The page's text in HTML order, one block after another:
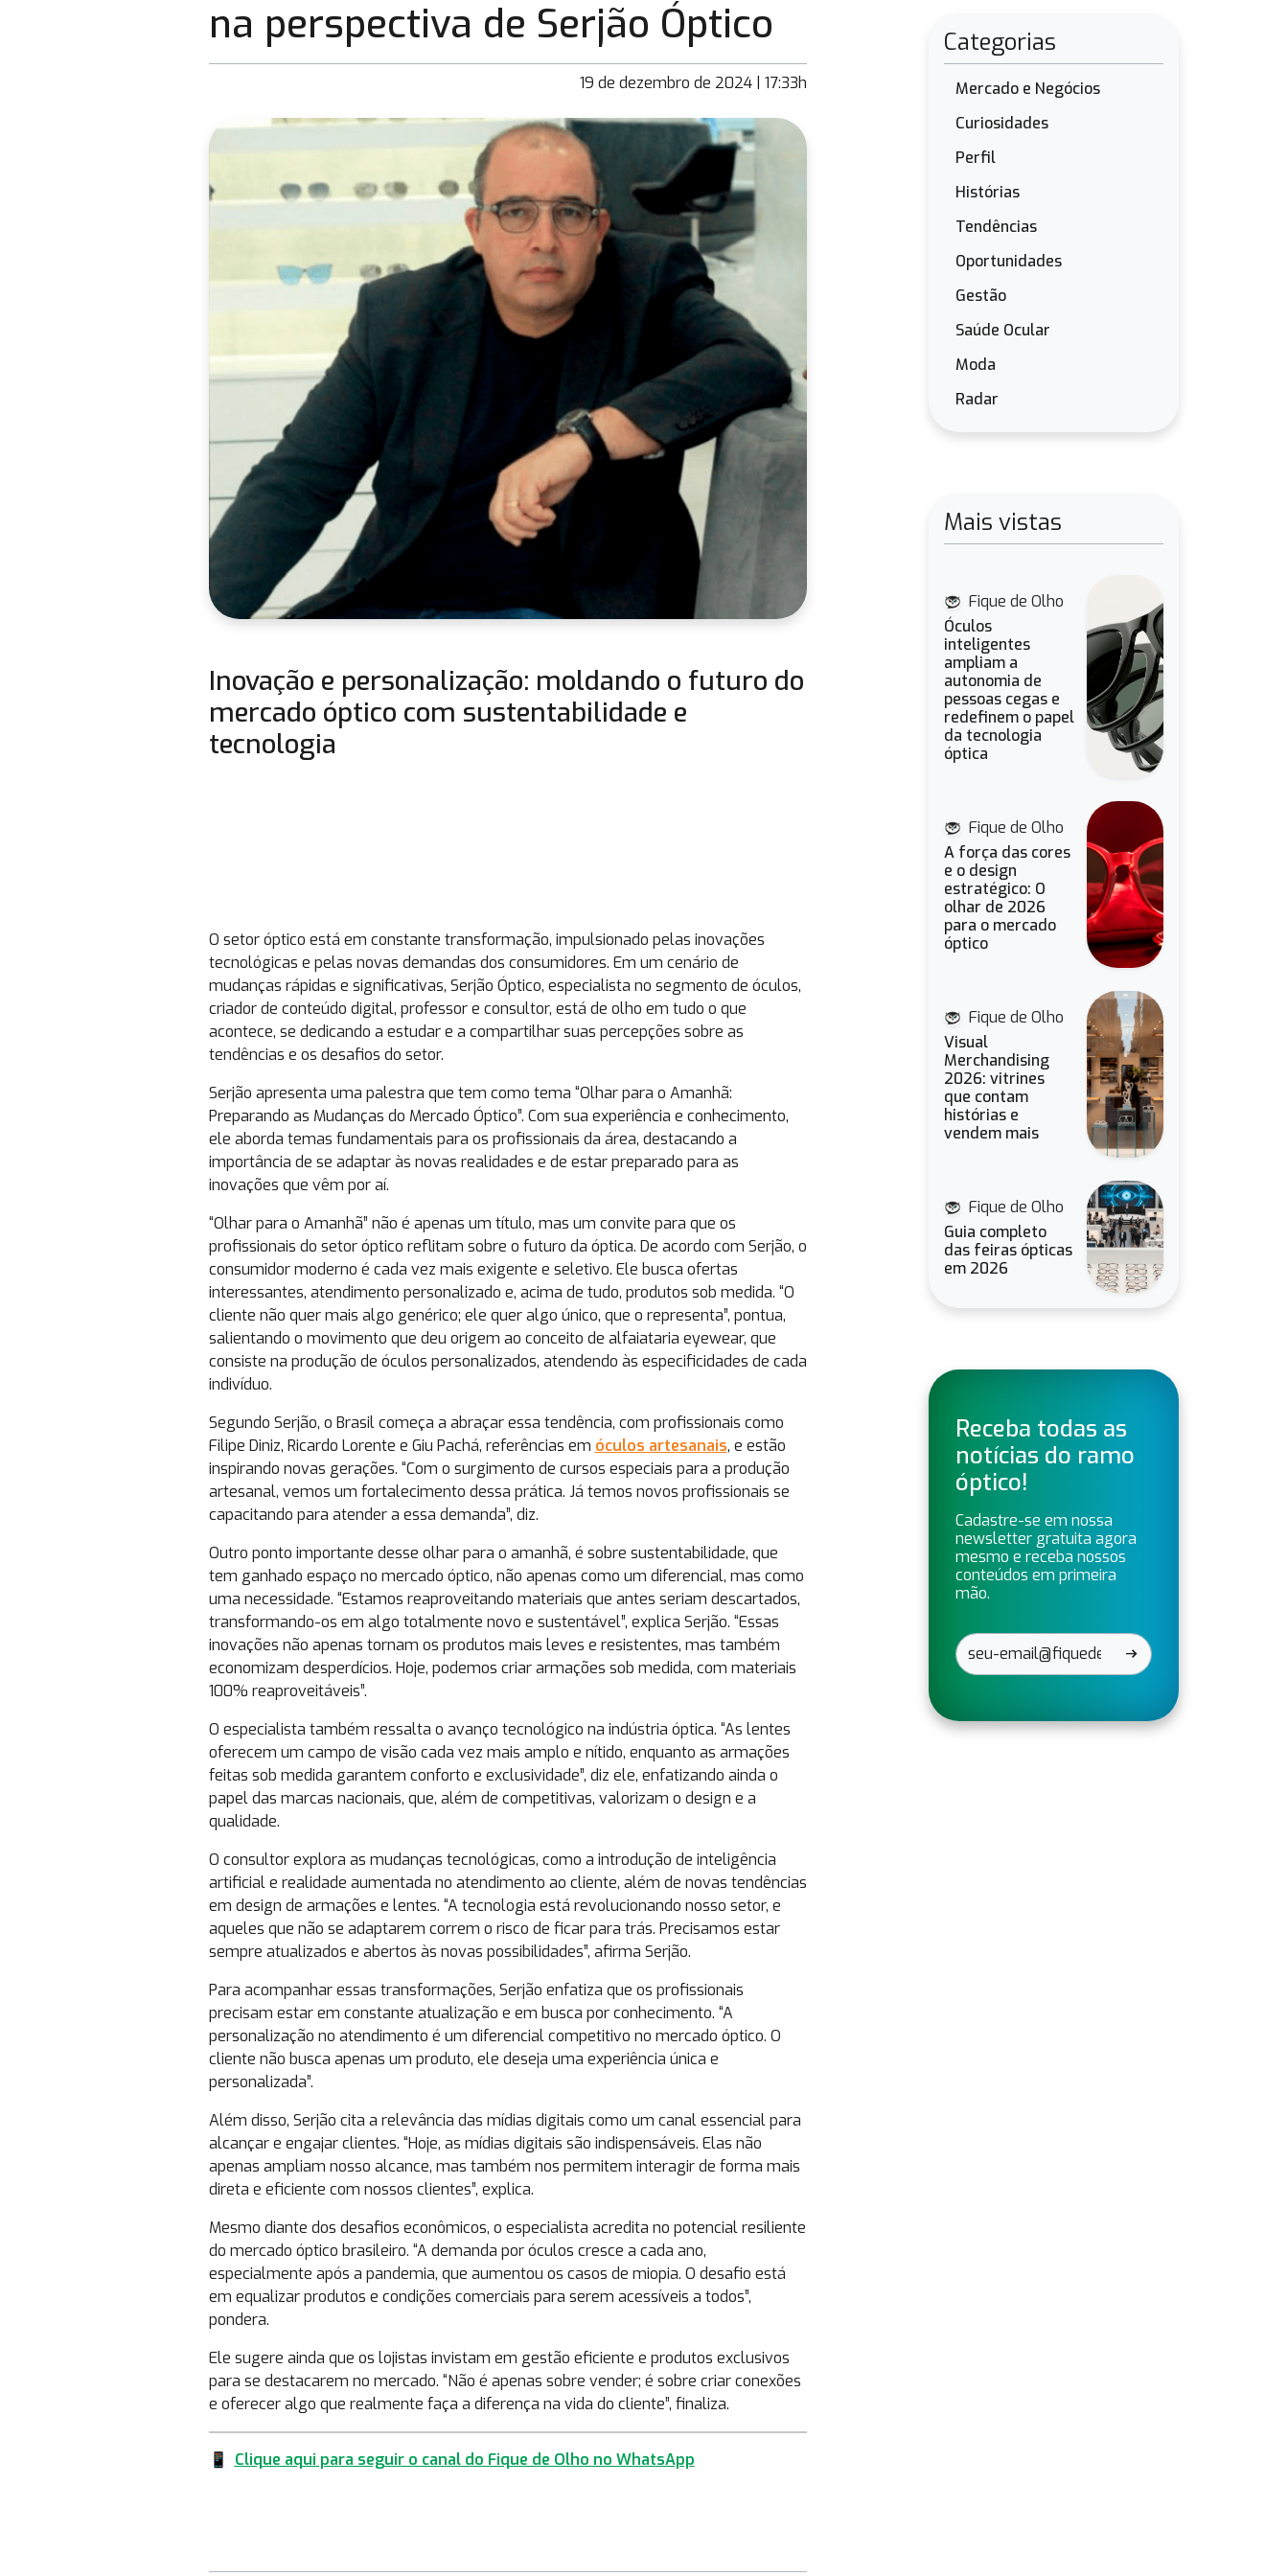
na perspectiva de Serjão Óptico
19 de dezembro de 2024 | 17:33h
Inovação e personalização: moldando o futuro do
mercado óptico com sustentabilidade e
tecnologia
O setor óptico está em constante transformação, impulsionado pelas inovações
tecnológicas e pelas novas demandas dos consumidores. Em um cenário de
mudanças rápidas e significativas, Serjão Óptico, especialista no segmento de óculos,
criador de conteúdo digital, professor e consultor, está de olho em tudo o que
acontece, se dedicando a estudar e a compartilhar suas percepções sobre as
tendências e os desafios do setor.
Serjão apresenta uma palestra que tem como tema “Olhar para o Amanhã:
Preparando as Mudanças do Mercado Óptico”. Com sua experiência e conhecimento,
ele aborda temas fundamentais para os profissionais da área, destacando a
importância de se adaptar às novas realidades e de estar preparado para as
inovações que vêm por aí.
“Olhar para o Amanhã” não é apenas um título, mas um convite para que os
profissionais do setor óptico reflitam sobre o futuro da óptica. De acordo com Serjão, o
consumidor moderno é cada vez mais exigente e seletivo. Ele busca ofertas
interessantes, atendimento personalizado e, acima de tudo, produtos sob medida. “O
cliente não quer mais algo genérico; ele quer algo único, que o representa”, pontua,
salientando o movimento que deu origem ao conceito de alfaiataria eyewear, que
consiste na produção de óculos personalizados, atendendo às especificidades de cada
indivíduo.
Segundo Serjão, o Brasil começa a abraçar essa tendência, com profissionais como
Filipe Diniz, Ricardo Lorente e Giu Pachá, referências em óculos artesanais, e estão
inspirando novas gerações. “Com o surgimento de cursos especiais para a produção
artesanal, vemos um fortalecimento dessa prática. Já temos novos profissionais se
capacitando para atender a essa demanda”, diz.
Outro ponto importante desse olhar para o amanhã, é sobre sustentabilidade, que
tem ganhado espaço no mercado óptico, não apenas como um diferencial, mas como
uma necessidade. “Estamos reaproveitando materiais que antes seriam descartados,
transformando-os em algo totalmente novo e sustentável”, explica Serjão. “Essas
inovações não apenas tornam os produtos mais leves e resistentes, mas também
economizam desperdícios. Hoje, podemos criar armações sob medida, com materiais
100% reaproveitáveis”.
O especialista também ressalta o avanço tecnológico na indústria óptica. “As lentes
oferecem um campo de visão cada vez mais amplo e nítido, enquanto as armações
feitas sob medida garantem conforto e exclusividade”, diz ele, enfatizando ainda o
papel das marcas nacionais, que, além de competitivas, valorizam o design e a
qualidade.
O consultor explora as mudanças tecnológicas, como a introdução de inteligência
artificial e realidade aumentada no atendimento ao cliente, além de novas tendências
em design de armações e lentes. “A tecnologia está revolucionando nosso setor, e
aqueles que não se adaptarem correm o risco de ficar para trás. Precisamos estar
sempre atualizados e abertos às novas possibilidades”, afirma Serjão.
Para acompanhar essas transformações, Serjão enfatiza que os profissionais
precisam estar em constante atualização e em busca por conhecimento. “A
personalização no atendimento é um diferencial competitivo no mercado óptico. O
cliente não busca apenas um produto, ele deseja uma experiência única e
personalizada”.
Além disso, Serjão cita a relevância das mídias digitais como um canal essencial para
alcançar e engajar clientes. “Hoje, as mídias digitais são indispensáveis. Elas não
apenas ampliam nosso alcance, mas também nos permitem interagir de forma mais
direta e eficiente com nossos clientes”, explica.
Mesmo diante dos desafios econômicos, o especialista acredita no potencial resiliente
do mercado óptico brasileiro. “A demanda por óculos cresce a cada ano,
especialmente após a pandemia, que aumentou os casos de miopia. O desafio está
em equalizar produtos e condições comerciais para serem acessíveis a todos”,
pondera.
Ele sugere ainda que os lojistas invistam em gestão eficiente e produtos exclusivos
para se destacarem no mercado. “Não é apenas sobre vender; é sobre criar conexões
e oferecer algo que realmente faça a diferença na vida do cliente”, finaliza.
📱 Clique aqui para seguir o canal do Fique de Olho no WhatsApp
Categorias
Mercado e Negócios
Curiosidades
Perfil
Histórias
Tendências
Oportunidades
Gestão
Saúde Ocular
Moda
Radar
Mais vistas
Fique de Olho
Óculos
inteligentes
ampliam a
autonomia de
pessoas cegas e
redefinem o papel
da tecnologia
óptica
Fique de Olho
A força das cores
e o design
estratégico: O
olhar de 2026
para o mercado
óptico
Fique de Olho
Visual
Merchandising
2026: vitrines
que contam
histórias e
vendem mais
Fique de Olho
Guia completo
das feiras ópticas
em 2026
Receba todas as
notícias do ramo
óptico!
Cadastre-se em nossa
newsletter gratuita agora
mesmo e receba nossos
conteúdos em primeira
mão.
arrow_right_alt